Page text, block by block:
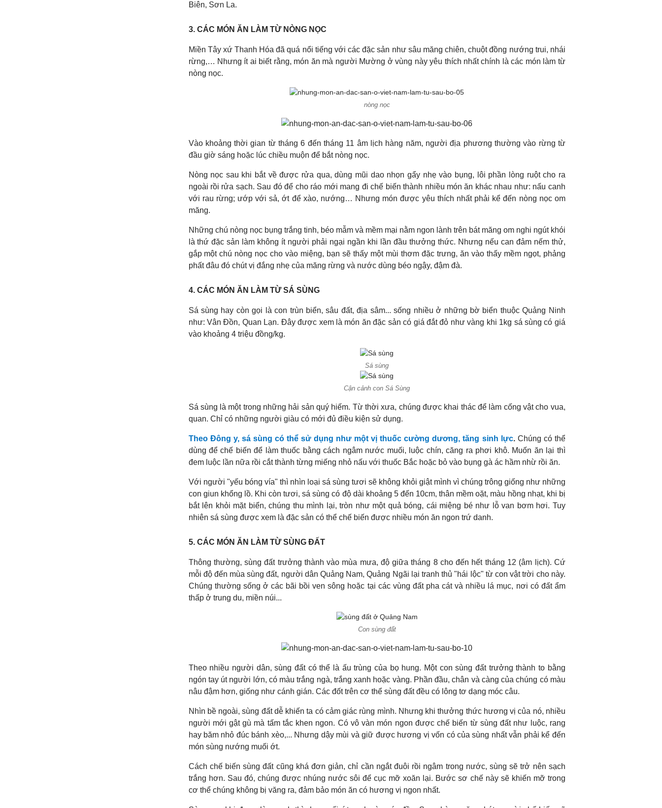
Biên, Sơn La.
3. CÁC MÓN ĂN LÀM TỪ NÒNG NỌC
Miền Tây xứ Thanh Hóa đã quá nổi tiếng với các đặc sản như sâu măng chiên, chuột đồng nướng trui, nhái
rừng,… Nhưng ít ai biết rằng, món ăn mà người Mường ở vùng này yêu thích nhất chính là các món làm từ
nòng nọc.
nòng nọc
Vào khoảng thời gian từ tháng 6 đến tháng 11 âm lịch hàng năm, người địa phương thường vào rừng từ
đầu giờ sáng hoặc lúc chiều muộn để bắt nòng nọc.
Nòng nọc sau khi bắt về được rửa qua, dùng mũi dao nhọn gẩy nhẹ vào bụng, lôi phần lòng ruột cho ra
ngoài rồi rửa sạch. Sau đó để cho ráo mới mang đi chế biến thành nhiều món ăn khác nhau như: nấu canh
với rau rừng; ướp với sả, ớt để xào, nướng… Nhưng món được yêu thích nhất phải kể đến nòng nọc om
măng.
Những chú nòng nọc bụng trắng tinh, béo mẫm và mềm mại nằm ngon lành trên bát măng om nghi ngút khói
là thứ đặc sản làm không ít người phải ngại ngần khi lần đầu thưởng thức. Nhưng nếu can đảm nếm thử,
gắp một chú nòng nọc cho vào miệng, bạn sẽ thấy một mùi thơm đặc trưng, ăn vào thấy mềm ngọt, phảng
phất đâu đó chút vị đắng nhẹ của măng rừng và nước dùng béo ngậy, đậm đà.
4. CÁC MÓN ĂN LÀM TỪ SÁ SÙNG
Sá sùng hay còn gọi là con trùn biển, sâu đất, địa sâm... sống nhiều ở những bờ biển thuộc Quảng Ninh
như: Vân Đồn, Quan Lạn. Đây được xem là món ăn đặc sản có giá đắt đỏ như vàng khi 1kg sá sùng có giá
vào khoảng 4 triệu đồng/kg.
Sá sùng
Cận cảnh con Sá Sùng
Sá sùng là một trong những hải sản quý hiếm. Từ thời xưa, chúng được khai thác để làm cống vật cho vua,
quan. Chỉ có những người giàu có mới đủ điều kiện sử dụng.
Theo Đông y, sá sùng có thể sử dụng như một vị thuốc cường dương, tăng sinh lực.Chúng có thể
dùng để chế biến để làm thuốc bằng cách ngâm nước muối, luộc chín, căng ra phơi khô. Muốn ăn lại thì
đem luộc lần nữa rồi cắt thành từng miếng nhỏ nấu với thuốc Bắc hoặc bỏ vào bụng gà ác hầm nhừ rồi ăn.
Với người "yếu bóng vía" thì nhìn loại sá sùng tươi sẽ không khỏi giật mình vì chúng trông giống như những
con giun khổng lồ. Khi còn tươi, sá sùng có độ dài khoảng 5 đến 10cm, thân mềm oặt, màu hồng nhạt, khi bị
bắt lên khỏi mặt biển, chúng thu mình lại, tròn như một quả bóng, cái miệng bé như lỗ van bơm hơi. Tuy
nhiên sá sùng được xem là đặc sản có thể chế biến được nhiều món ăn ngon trứ danh.
5. CÁC MÓN ĂN LÀM TỪ SÙNG ĐẤT
Thông thường, sùng đất trưởng thành vào mùa mưa, độ giữa tháng 8 cho đến hết tháng 12 (âm lịch). Cứ
mỗi độ đến mùa sùng đất, người dân Quảng Nam, Quảng Ngãi lại tranh thủ "hái lộc" từ con vật trời cho này.
Chúng thường sống ở các bãi bồi ven sông hoặc tại các vùng đất pha cát và nhiều lá mục, nơi có đất ẩm
thấp ở trung du, miền núi...
Con sùng đất
Theo nhiều người dân, sùng đất có thể là ấu trùng của bọ hung. Một con sùng đất trưởng thành to bằng
ngón tay út người lớn, có màu trắng ngà, trắng xanh hoặc vàng. Phần đầu, chân và càng của chúng có màu
nâu đậm hơn, giống như cánh gián. Các đốt trên cơ thể sùng đất đều có lông tơ dạng móc câu.
Nhìn bề ngoài, sùng đất dễ khiến ta có cảm giác rùng mình. Nhưng khi thưởng thức hương vị của nó, nhiều
người mới gật gù mà tấm tắc khen ngon. Có vô vàn món ngon được chế biến từ sùng đất như luộc, rang
hay băm nhỏ đúc bánh xèo,... Nhưng dậy mùi và giữ được hương vị vốn có của sùng nhất vẫn phải kể đến
món sùng nướng muối ớt.
Cách chế biến sùng đất cũng khá đơn giản, chỉ cần ngắt đuôi rồi ngâm trong nước, sùng sẽ trở nên sạch
trắng hơn. Sau đó, chúng được nhúng nước sôi để cục mỡ xoăn lại. Bước sơ chế này sẽ khiến mỡ trong
cơ thể chúng không bị văng ra, đảm bảo món ăn có hương vị ngon nhất.